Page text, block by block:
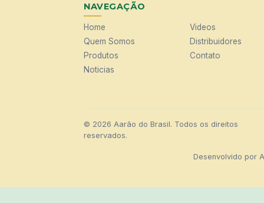
NAVEGAÇÃO
Home
Quem Somos
Produtos
Noticias
Videos
Distribuidores
Contato
© 2026 Aarão do Brasil. Todos os direitos
reservados.
Desenvolvido por